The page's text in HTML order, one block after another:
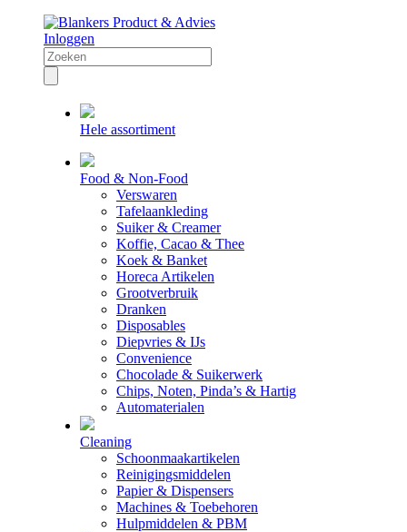
Inloggen
Hele assortiment
Food & Non-Food
Verswaren
Tafelaankleding
Suiker & Creamer
Koffie, Cacao & Thee
Koek & Banket
Horeca Artikelen
Grootverbruik
Dranken
Disposables
Diepvries & IJs
Convenience
Chocolade & Suikerwerk
Chips, Noten, Pinda’s & Hartig
Automaterialen
Cleaning
Schoonmaakartikelen
Reinigingsmiddelen
Papier & Dispensers
Machines & Toebehoren
Hulpmiddelen & PBM